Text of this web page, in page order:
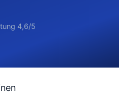
4,6/5